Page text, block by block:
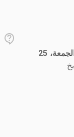
الجمعة، 25